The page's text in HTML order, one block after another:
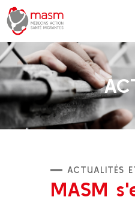
MASM
CHARTE
PUBLICATIONS
DON
ACTUALITÉS
MASM